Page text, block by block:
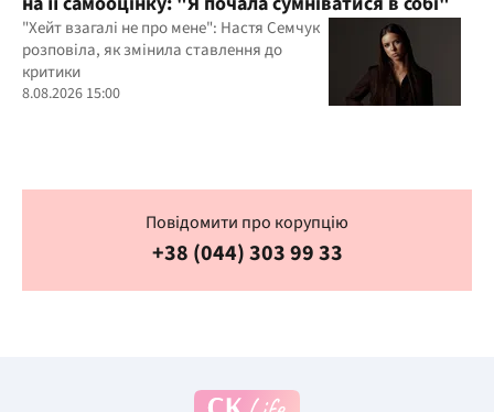
"Хейт взагалі не про мене": Настя Семчук
розповіла, як змінила ставлення до
критики
8.08.2026 15:00
Повідомити про корупцію
+38 (044) 303 99 33